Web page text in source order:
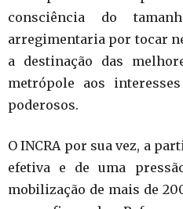
consciência do
arregimentaria por tocar
a destinação das
metrópole aos
poderosos.
O INCRA por sua vez, a
efetiva e de uma
mobilização de mais de